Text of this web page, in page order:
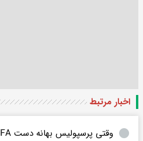
اخبار مرتبط